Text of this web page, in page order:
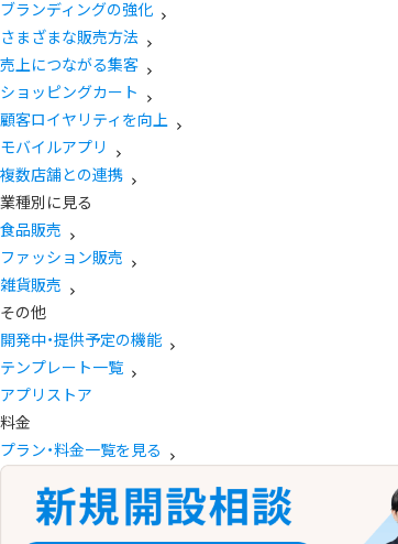
ブランディングの強化
さまざまな販売方法
売上につながる集客
ショッピングカート
顧客ロイヤリティを向上
モバイルアプリ
複数店舗との連携
業種別に見る
食品販売
ファッション販売
雑貨販売
その他
開発中・提供予定の機能
テンプレート一覧
アプリストア
料金
プラン・料金一覧を見る